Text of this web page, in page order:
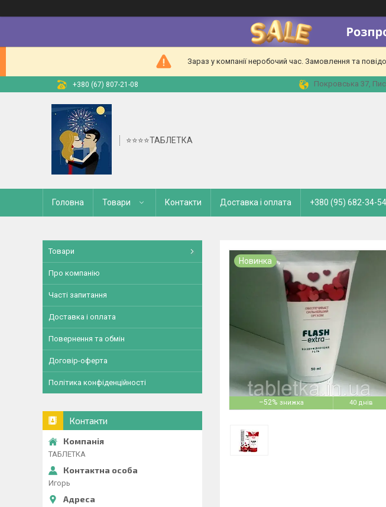
Зараз у компанії неробочий час. Замовлення та
+380 (67) 807-21-08 Покровська 37,
⭐⭐⭐⭐ТАБЛЕТКА
Головна Товари Контакти Доставка і оплата +380 (95) 682-34-54
–52% 40 днів
Новинка
Товари
Про компанію
Часті запитання
Доставка і оплата
Повернення та обмін
Договір-оферта
Політика конфіденційності
Контакти
ТАБЛЕТКА
Игорь